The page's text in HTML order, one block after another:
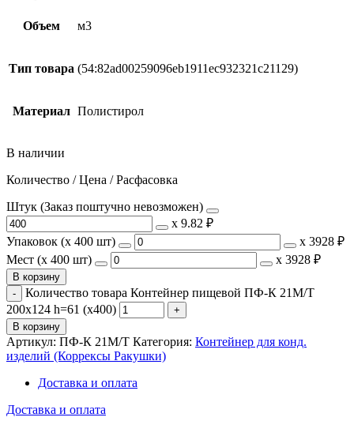
Объем м3
Тип товара (54:82ad00259096eb1911ec932321c21129)
Материал Полистирол
В наличии
Количество / Цена / Расфасовка
Штук (Заказ поштучно невозможен)
х 9.82 ₽
Упаковок (x 400 шт)
х 3928 ₽
Мест (x 400 шт)
х 3928 ₽
В корзину
Количество товара Контейнер пищевой ПФ-К 21М/Т
200х124 h=61 (х400)
В корзину
Артикул: ПФ-К 21М/Т Категория: Контейнер для конд.
изделий (Коррексы Ракушки)
Доставка и оплата
Доставка и оплата